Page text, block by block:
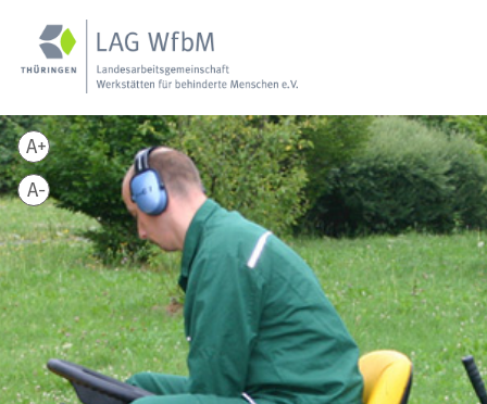
A-
A+